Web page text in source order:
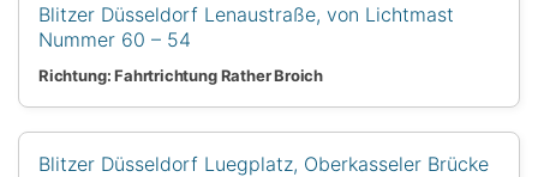
Blitzer Düsseldorf Lenaustraße, von Lichtmast
Nummer 60 – 54
Richtung: Fahrtrichtung Rather Broich
Blitzer Düsseldorf Luegplatz, Oberkasseler Brücke